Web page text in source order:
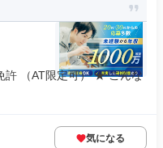
許 （AT限定可） ★ こんな
気になる